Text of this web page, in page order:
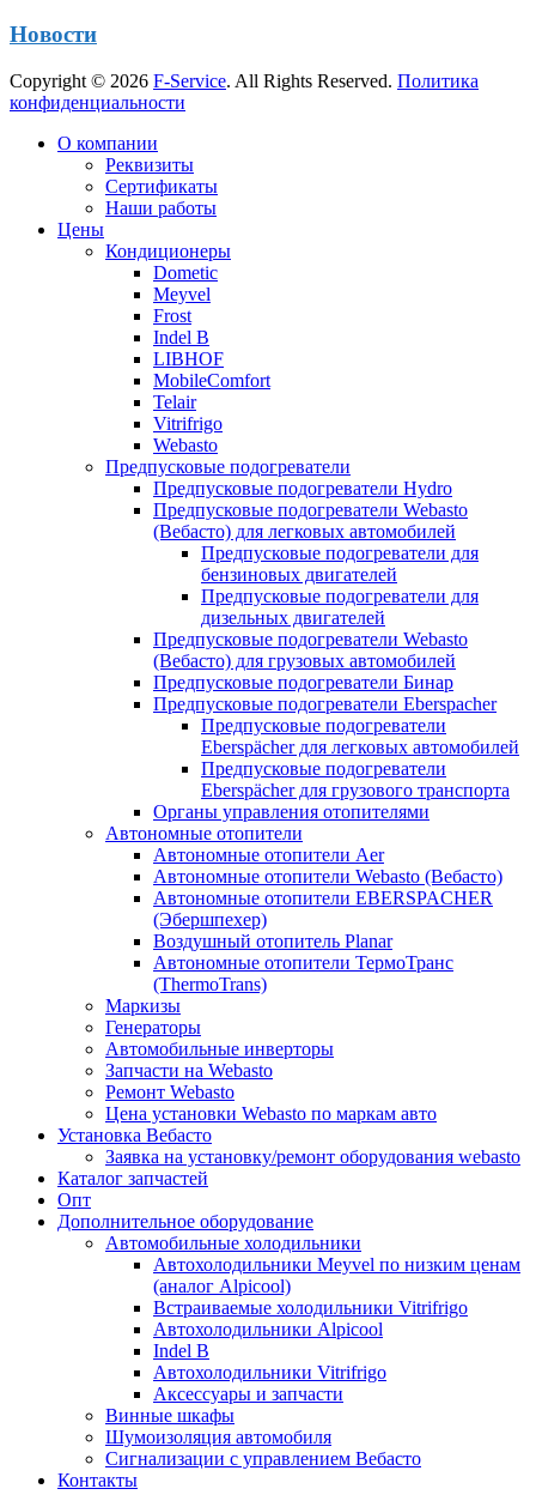
Новости
Copyright © 2026 F-Service. All Rights Reserved. Политика
конфиденциальности
вверх
О компании
Реквизиты
Сертификаты
Наши работы
Цены
Кондиционеры
Dometic
Meyvel
Frost
Indel B
LIBHOF
MobileComfort
Telair
Vitrifrigo
Webasto
Предпусковые подогреватели
Предпусковые подогреватели Hydro
Предпусковые подогреватели Webasto
(Вебасто) для легковых автомобилей
Предпусковые подогреватели для
бензиновых двигателей
Предпусковые подогреватели для
дизельных двигателей
Предпусковые подогреватели Webasto
(Вебасто) для грузовых автомобилей
Предпусковые подогреватели Бинар
Предпусковые подогреватели Eberspacher
Предпусковые подогреватели
Eberspächer для легковых автомобилей
Предпусковые подогреватели
Eberspächer для грузового транспорта
Органы управления отопителями
Автономные отопители
Автономные отопители Аer
Автономные отопители Webasto (Вебасто)
Автономные отопители EBERSPACHER
(Эбершпехер)
Воздушный отопитель Planar
Автономные отопители ТермоТранс
(ThermoTrans)
Маркизы
Генераторы
Автомобильные инверторы
Запчасти на Webasto
Ремонт Webasto
Цена установки Webasto по маркам авто
Установка Вебасто
Заявка на установку/ремонт оборудования webasto
Каталог запчастей
Опт
Дополнительное оборудование
Автомобильные холодильники
Автохолодильники Meyvel по низким ценам
(аналог Alpicool)
Встраиваемые холодильники Vitrifrigo
Автохолодильники Alpicool
Indel B
Автохолодильники Vitrifrigo
Аксессуары и запчасти
Винные шкафы
Шумоизоляция автомобиля
Сигнализации с управлением Вебасто
Контакты